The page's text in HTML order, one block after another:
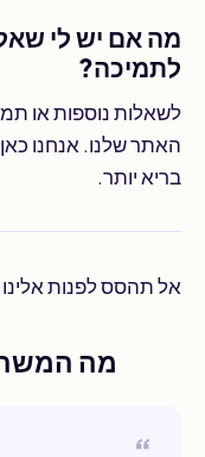
מה אם יש לי
לתמיכה?
לשאלות נוספות או
האתר שלנו. אנחנו
בריא יותר.
אל תהסס לפנות
מה